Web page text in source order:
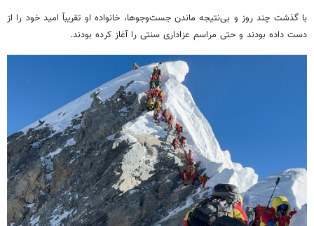
با گذشت چند روز و بی‌نتیجه ماندن جست‌وجوها، خانواده او تقریباً امید خود را از
دست داده بودند و حتی مراسم عزاداری سنتی را آغاز کرده بودند.